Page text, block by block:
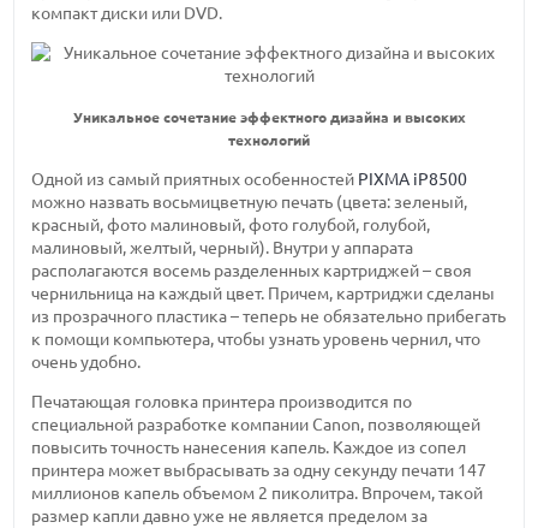
компакт диски или DVD.
Уникальное сочетание эффектного дизайна и высоких
технологий
Одной из самый приятных особенностей PIXMA iP8500
можно назвать восьмицветную печать (цвета: зеленый,
красный, фото малиновый, фото голубой, голубой,
малиновый, желтый, черный). Внутри у аппарата
располагаются восемь разделенных картриджей – своя
чернильница на каждый цвет. Причем, картриджи сделаны
из прозрачного пластика – теперь не обязательно прибегать
к помощи компьютера, чтобы узнать уровень чернил, что
очень удобно.
Печатающая головка принтера производится по
специальной разработке компании Canon, позволяющей
повысить точность нанесения капель. Каждое из сопел
принтера может выбрасывать за одну секунду печати 147
миллионов капель объемом 2 пиколитра. Впрочем, такой
размер капли давно уже не является пределом за